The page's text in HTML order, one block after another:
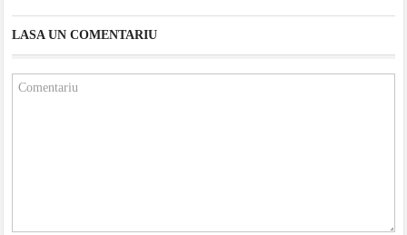
LASA UN COMENTARIU